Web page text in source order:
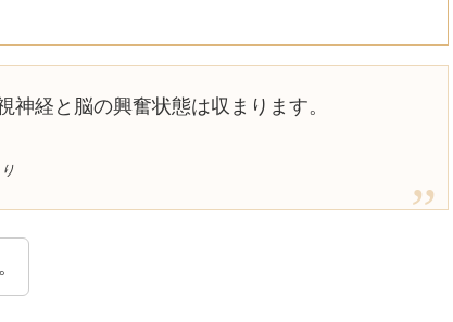
経と脳の興奮状態は収まります。